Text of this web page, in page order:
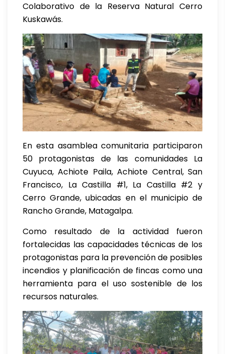
Colaborativo de la Reserva Natural Cerro
Kuskawás.
En esta asamblea comunitaria participaron
50 protagonistas de las comunidades La
Cuyuca, Achiote Paila, Achiote Central, San
Francisco, La Castilla #1, La Castilla #2 y
Cerro Grande, ubicadas en el municipio de
Rancho Grande, Matagalpa.
Como resultado de la actividad fueron
fortalecidas las capacidades técnicas de los
protagonistas para la prevención de posibles
incendios y planificación de fincas como una
herramienta para el uso sostenible de los
recursos naturales.